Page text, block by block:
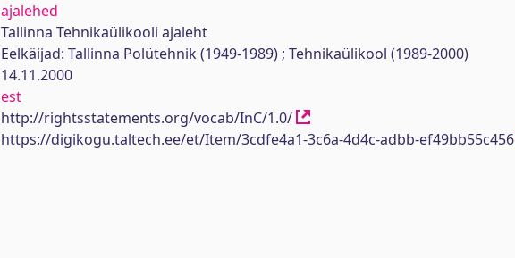
ajalehed
Tallinna Tehnikaülikooli ajaleht
Eelkäijad: Tallinna Polütehnik (1949-1989) ; Tehnikaülikool (1989-2000)
14.11.2000
est
http://rightsstatements.org/vocab/InC/1.0/
https://digikogu.taltech.ee/et/Item/3cdfe4a1-3c6a-4d4c-adbb-ef49bb55c456